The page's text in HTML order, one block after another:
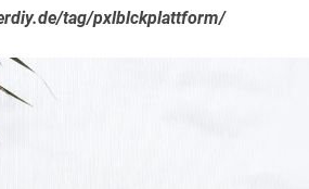
tag/pxlblckplattform/